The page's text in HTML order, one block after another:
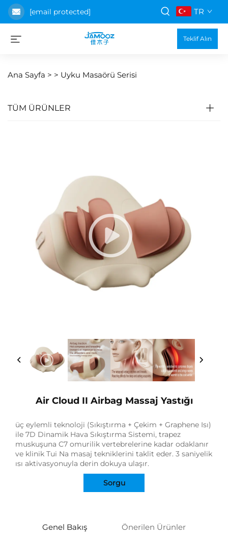
[email protected] TR
Teklif Alın
Ana Sayfa > > Uyku Masaörü Serisi
TÜM ÜRÜNLER
Air Cloud II Airbag Massaj Yastığı
üç eylemli teknoloji (Sıkıştırma + Çekim + Graphene Isı)
ile 7D Dinamik Hava Sıkıştırma Sistemi, trapez
muskuşuna C7 omurilik vertebrelerine kadar odaklanır
ve klinik Tui Na masaj tekniklerini taklit eder. 3 saniyelik
ısı aktivasyonuyla derin dokuya ulaşır.
Sorgu
Genel Bakış Önerilen Ürünler